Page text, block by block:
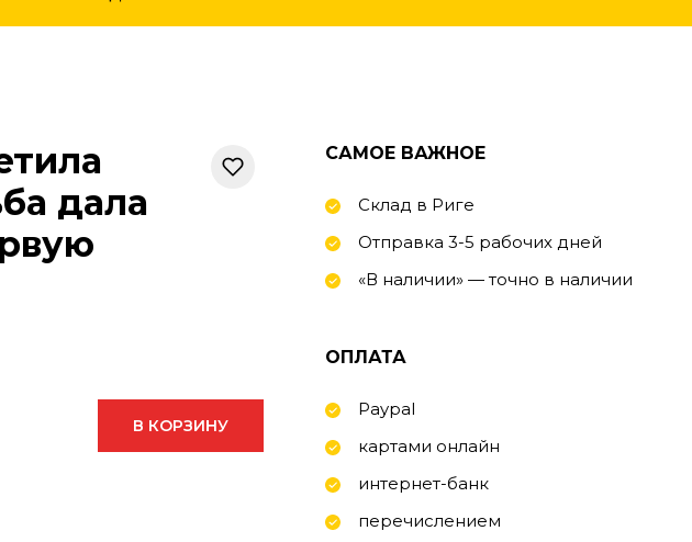
дала
В КОРЗИНУ
САМОЕ ВАЖНОЕ
Склад в Риге
Отправка 3-5 рабочих дней
«В наличии» — точно в наличии
ОПЛАТА
Paypal
картами онлайн
интернет-банк
перечислением